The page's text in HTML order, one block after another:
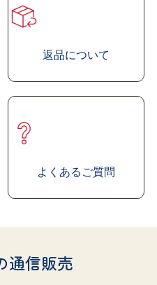
値 が気になる割合が
きます
返品について
よくあるご質問
通信販売